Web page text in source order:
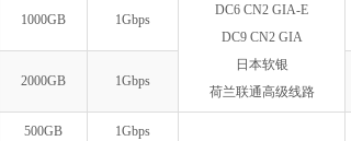
1000GB 1Gbps
DC6 CN2 GIA-E
DC9 CN2 GIA
日本软银
荷兰联通高级线路
2000GB 1Gbps
500GB
1Gbps